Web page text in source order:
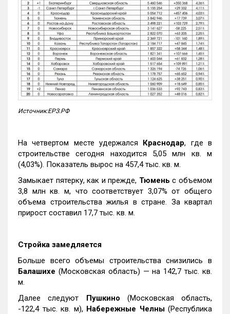
Источник:ЕРЗ.РФ
На четвертом месте удержался Краснодар, где в
строительстве сегодня находится 5,05 млн кв. м
(4,03%). Показатель вырос на 457,4 тыс. кв. м.
Замыкает пятерку, как и прежде, Тюмень с объемом
3,8 млн кв. м, что соответствует 3,07% от общего
объема строительства жилья в стране. За квартал
прирост составил 17,7 тыс. кв. м.
Стройка замедляется
Больше всего объемы строительства снизились в
Балашихе (Московская область) — на 142,7 тыс. кв.
м.
Далее следуют Пушкино (Московская область,
-122,4 тыс. кв. м), Набережные Челны(Республика